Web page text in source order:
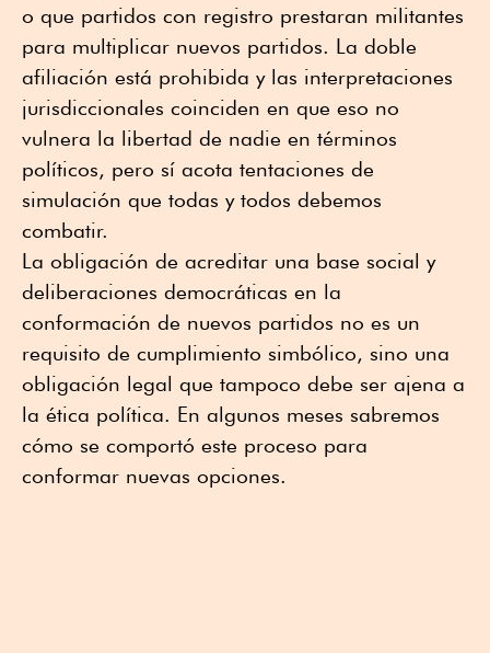
o que partidos con registro prestaran militantes
para multiplicar nuevos partidos. La doble
afiliación está prohibida y las interpretaciones
jurisdiccionales coinciden en que eso no
vulnera la libertad de nadie en términos
políticos, pero sí acota tentaciones de
simulación que todas y todos debemos
combatir.
La obligación de acreditar una base social y
deliberaciones democráticas en la
conformación de nuevos partidos no es un
requisito de cumplimiento simbólico, sino una
obligación legal que tampoco debe ser ajena a
la ética política. En algunos meses sabremos
cómo se comportó este proceso para
conformar nuevas opciones.